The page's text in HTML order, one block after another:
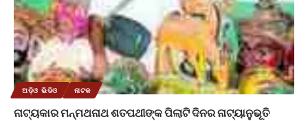
ଅଡ଼ିଓ ଭିଡିଓ ନାଟକ
ନାଟ୍ୟକାର ମନ୍ମଥନାଥ ଶତପଥୀଙ୍କ ପିଲାଟି ଦିନର ନାଟ୍ୟାନୁଭୂତି